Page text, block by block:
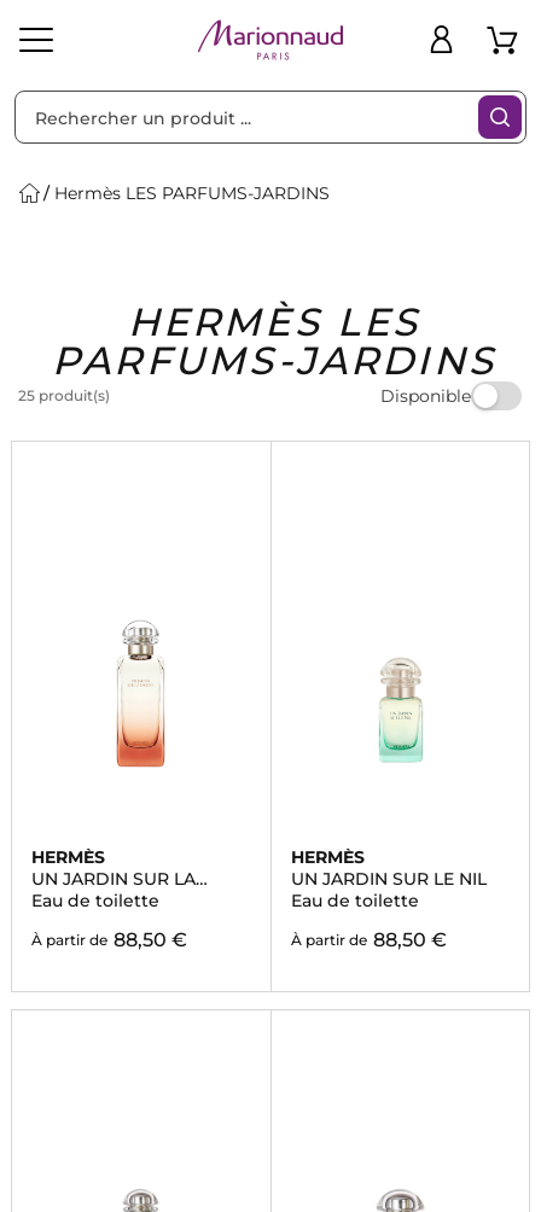
Homme Marques Idées
Cadeaux
Bons
Plans
Hermès LES PARFUMS-JARDINS
HERMÈS LES
PARFUMS-JARDINS
25 produit(s) Disponible
Filtres
HERMÈS
UN JARDIN SUR LA
LAGUNE
Eau de toilette
À partir de 88,50 €
HERMÈS
UN JARDIN SUR LE NIL
Eau de toilette
À partir de 88,50 €